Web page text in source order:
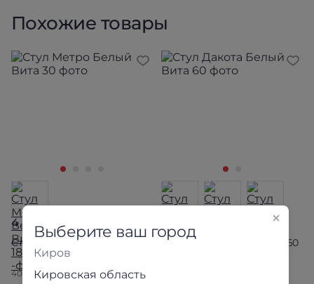
Похожие товары
4 590 ₽
Стул Метро Белый Вита 30
40×100×50 смВ наличии 33 шт.
Стул Дакота Белый Вита 60
Выберите ваш город
Киров
Кировская область